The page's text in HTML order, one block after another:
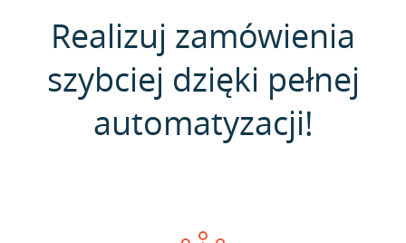
Realizuj zamówienia
szybciej dzięki pełnej
automatyzacji!